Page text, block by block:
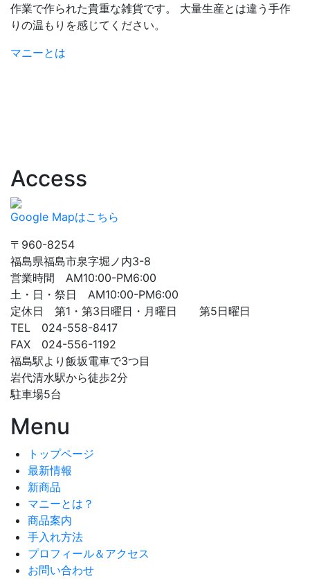
作業で作られた貴重な雑貨です。 大量生産とは違う手作
りの温もりを感じてください。
マニーとは
Access
Google Mapはこちら
〒960-8254
福島県福島市泉字堀ノ内3-8
営業時間 AM10:00-PM6:00
土・日・祭日 AM10:00-PM6:00
定休日 第1・第3日曜日・月曜日 第5日曜日
TEL 024-558-8417
FAX 024-556-1192
福島駅より飯坂電車で3つ目
岩代清水駅から徒歩2分
駐車場5台
Menu
トップページ
最新情報
新商品
マニーとは？
商品案内
手入れ方法
プロフィール＆アクセス
お問い合わせ